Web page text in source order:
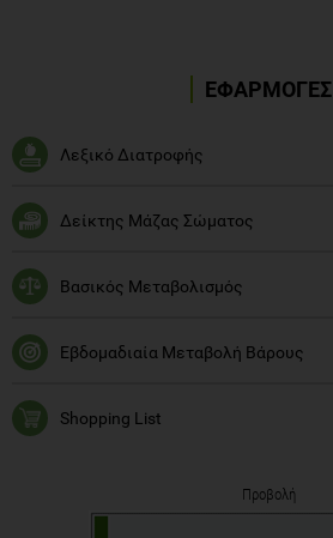
ΕΦΑΡΜΟΓΕΣ
Λεξικό Διατροφής
Δείκτης Μάζας Σώματος
Βασικός Μεταβολισμός
Εβδομαδιαία Μεταβολή Βάρους
Shopping List
Προβολή